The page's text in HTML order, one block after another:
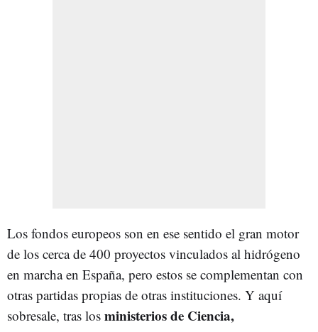
Los fondos europeos son en ese sentido el gran motor
de los cerca de 400 proyectos vinculados al hidrógeno
en marcha en España, pero estos se complementan con
otras partidas propias de otras instituciones. Y aquí
sobresale, tras los ministerios de Ciencia,